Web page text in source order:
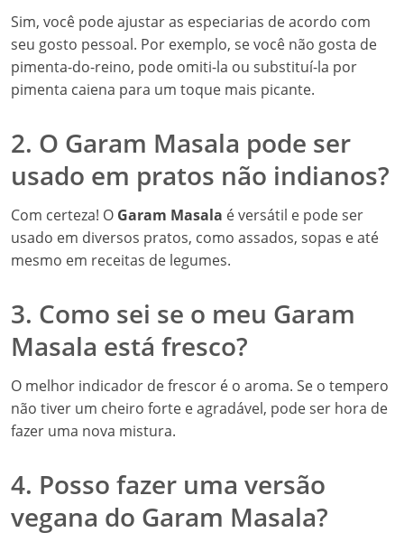
Sim, você pode ajustar as especiarias de acordo com
seu gosto pessoal. Por exemplo, se você não gosta de
pimenta-do-reino, pode omiti-la ou substituí-la por
pimenta caiena para um toque mais picante.
2. O Garam Masala pode ser
usado em pratos não indianos?
Com certeza! O Garam Masala é versátil e pode ser
usado em diversos pratos, como assados, sopas e até
mesmo em receitas de legumes.
3. Como sei se o meu Garam
Masala está fresco?
O melhor indicador de frescor é o aroma. Se o tempero
não tiver um cheiro forte e agradável, pode ser hora de
fazer uma nova mistura.
4. Posso fazer uma versão
vegana do Garam Masala?